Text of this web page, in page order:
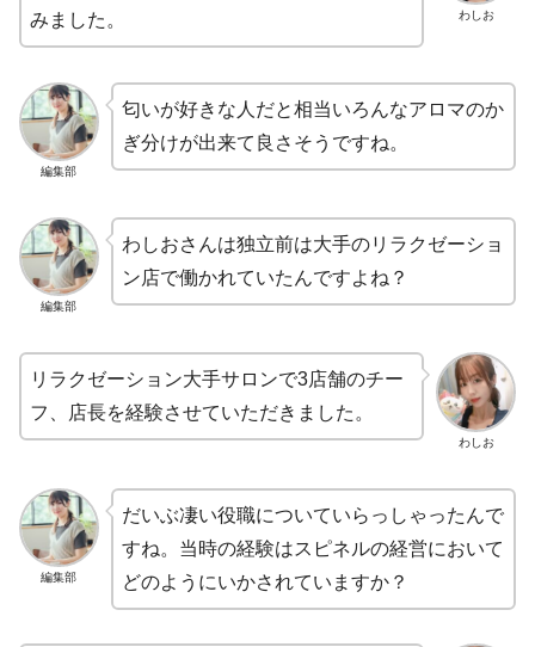
わしお
みました。
編集部
匂いが好きな人だと相当いろんなアロマのか
ぎ分けが出来て良さそうですね。
編集部
わしおさんは独立前は大手のリラクゼーショ
ン店で働かれていたんですよね？
わしお
リラクゼーション大手サロンで3店舗のチー
フ、店長を経験させていただきました。
編集部
だいぶ凄い役職についていらっしゃったんで
すね。当時の経験はスピネルの経営において
どのようにいかされていますか？